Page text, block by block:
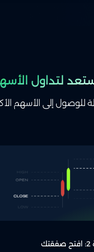
لتداول
للوصول إلى الأسهم